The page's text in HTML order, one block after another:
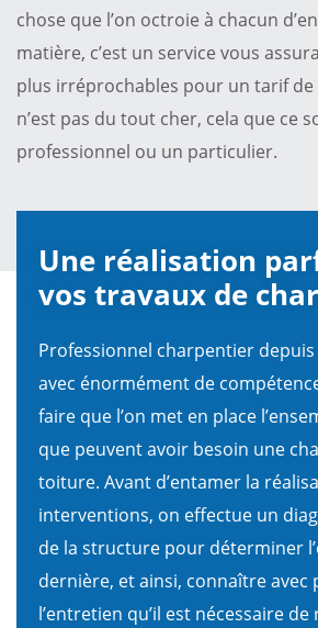
chose que l’on octroie à chacun
matière, c’est un service vous
plus irréprochables pour un tarif de
n’est pas du tout cher, cela que ce
professionnel ou un particulier.
Une réalisation
vos travaux de
Professionnel charpentier depuis
avec énormément de
faire que l’on met en place
que peuvent avoir besoin une
toiture. Avant d’entamer la
interventions, on effectue un
de la structure pour déterminer
dernière, et ainsi, connaître avec
l’entretien qu’il est nécessaire